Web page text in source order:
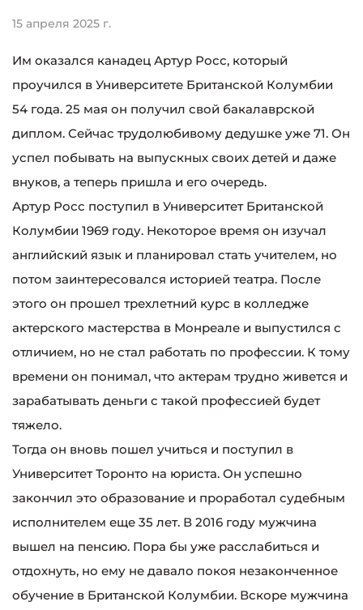
15 апреля 2025 г.
Им оказался канадец Артур Росс, который
проучился в Университете Британской Колумбии
54 года. 25 мая он получил свой бакалаврской
диплом. Сейчас трудолюбивому дедушке уже 71. Он
успел побывать на выпускных своих детей и даже
внуков, а теперь пришла и его очередь.
Артур Росс поступил в Университет Британской
Колумбии 1969 году. Некоторое время он изучал
английский язык и планировал стать учителем, но
потом заинтересовался историей театра. После
этого он прошел трехлетний курс в колледже
актерского мастерства в Монреале и выпустился с
отличием, но не стал работать по профессии. К тому
времени он понимал, что актерам трудно живется и
зарабатывать деньги с такой профессией будет
тяжело.
Тогда он вновь пошел учиться и поступил в
Университет Торонто на юриста. Он успешно
закончил это образование и проработал судебным
исполнителем еще 35 лет. В 2016 году мужчина
вышел на пенсию. Пора бы уже расслабиться и
отдохнуть, но ему не давало покоя незаконченное
обучение в Британской Колумбии. Вскоре мужчина